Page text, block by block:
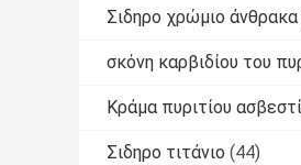
Σιδηρο χρώμιο άνθρακα
σκόνη καρβιδίου του
Κράμα πυριτίου
Σιδηρο τιτάνιο (44)